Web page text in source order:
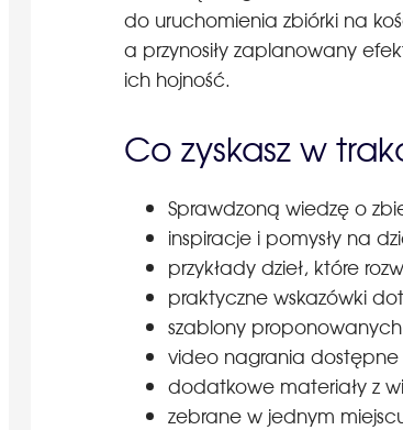
do uruchomienia zbiórki na
a przynosiły zaplanowany
ich hojność.
Co zyskasz w
Sprawdzoną wiedzę o
inspiracje i pomysły na
przykłady dzieł, które
praktyczne wskazówki
szablony
video nagrania
dodatkowe materiały z
zebrane w jednym